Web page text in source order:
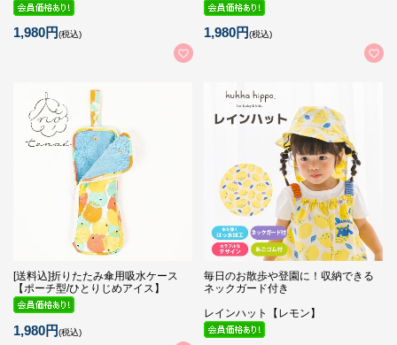
1,980円(税込) 1,980円(税込)
[送料込]折りたたみ傘用吸水ケース
【ポーチ型/ひとりじめアイス】
1,980円(税込)
毎日のお散歩や登園に！収納できる
ネックガード付き
レインハット【レモン】